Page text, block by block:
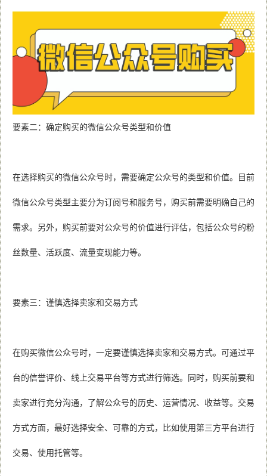
要素二：确定购买的微信公众号类型和价值
在选择购买的微信公众号时，需要确定公众号的类型和价值。目前
微信公众号类型主要分为订阅号和服务号，购买前需要明确自己的
需求。另外，购买前要对公众号的价值进行评估，包括公众号的粉
丝数量、活跃度、流量变现能力等。
要素三：谨慎选择卖家和交易方式
在购买微信公众号时，一定要谨慎选择卖家和交易方式。可通过平
台的信誉评价、线上交易平台等方式进行筛选。同时，购买前要和
卖家进行充分沟通，了解公众号的历史、运营情况、收益等。交易
方式方面，最好选择安全、可靠的方式，比如使用第三方平台进行
交易、使用托管等。